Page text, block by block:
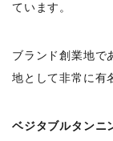
ています。
ブランド創業地で
地として非常に有
ベジタブルタンニ